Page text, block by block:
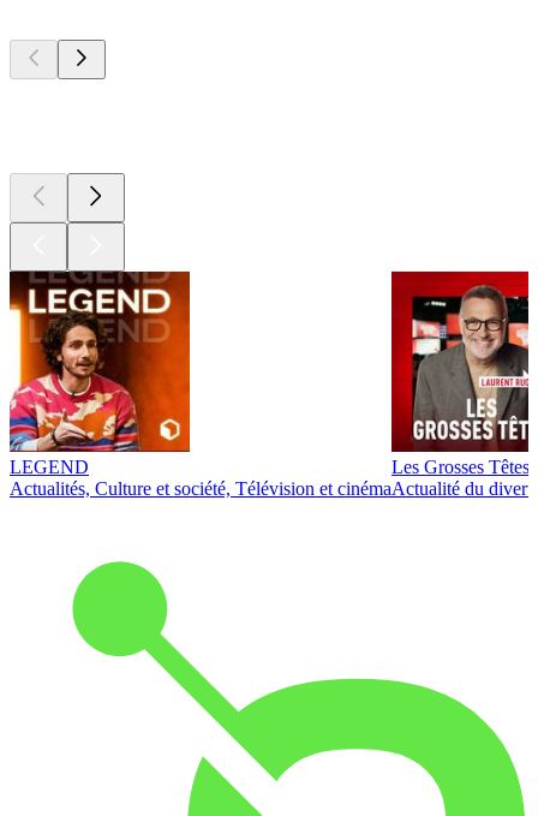
LEGEND
Actualités, Culture et société, Télévision et cinéma
Les Grosses Têtes
Actualité du